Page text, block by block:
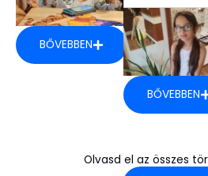
BŐVEBBEN
BŐVEBBEN
Olvasd el az összes